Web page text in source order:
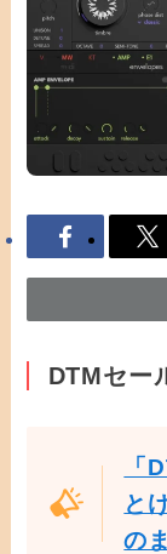
DTMセー
「
と
の